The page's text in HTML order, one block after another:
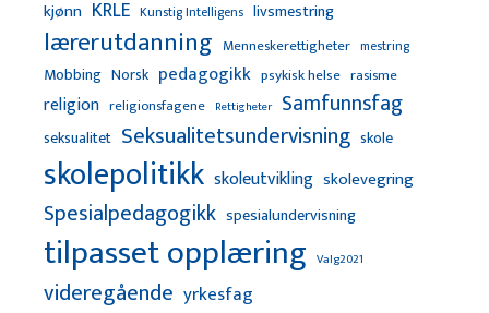
kjønn KRLE Kunstig Intelligens livsmestring
lærerutdanning Menneskerettigheter mestring
Mobbing Norsk pedagogikk psykisk helse rasisme
religion religionsfagene Rettigheter Samfunnsfag
seksualitet Seksualitetsundervisning skole
skolepolitikk skoleutvikling skolevegring
Spesialpedagogikk spesialundervisning
tilpasset opplæring Valg2021
videregående yrkesfag